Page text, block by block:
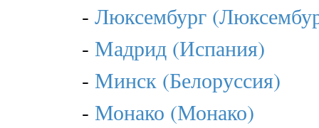
- Люксембург
- Мадрид (Испания)
- Минск (Белоруссия)
- Монако (Монако)